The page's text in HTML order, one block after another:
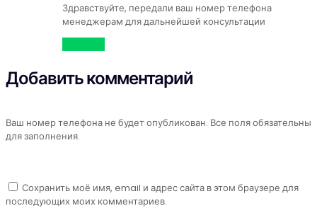
Здравствуйте, передали ваш номер телефона
менеджерам для дальнейшей консультации
Добавить комментарий
Ваш номер телефона не будет опубликован. Все поля обязательны
для заполнения.
Сохранить моё имя, email и адрес сайта в этом браузере для
последующих моих комментариев.